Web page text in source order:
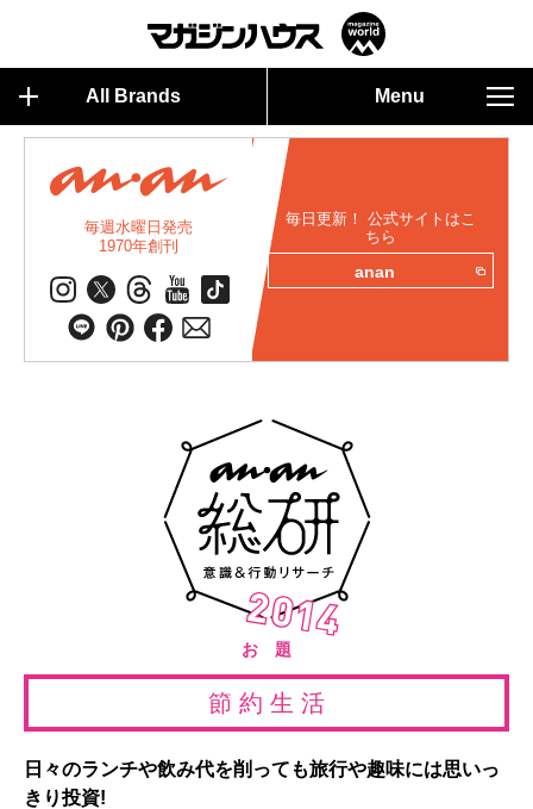
All Brands Menu
毎週水曜日発売
1970年創刊
毎日更新！ 公式サイトはこ
ちら
anan
お 題
節 約 生 活
日々のランチや飲み代を削っても旅行や趣味には思いっ
きり投資!